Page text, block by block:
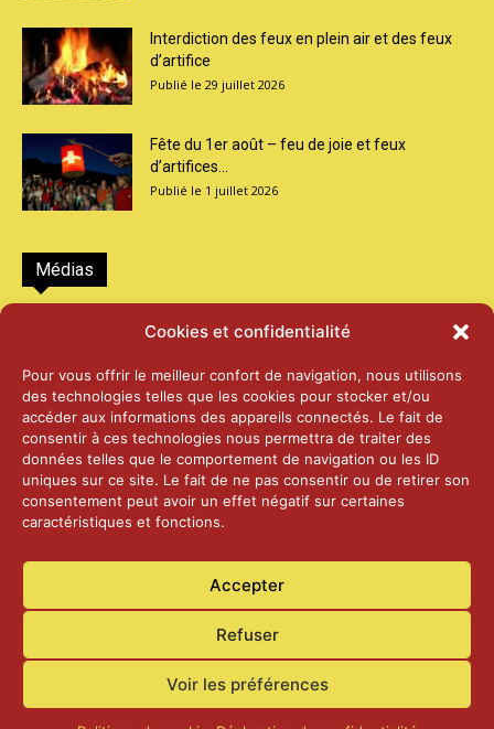
Cookies et confidentialité
Pour vous offrir le meilleur confort de navigation, nous utilisons
des technologies telles que les cookies pour stocker et/ou
accéder aux informations des appareils connectés. Le fait de
consentir à ces technologies nous permettra de traiter des
données telles que le comportement de navigation ou les ID
uniques sur ce site. Le fait de ne pas consentir ou de retirer son
consentement peut avoir un effet négatif sur certaines
caractéristiques et fonctions.
Accepter
Refuser
Voir les préférences
Interdiction des feux en plein air et des feux
d’artifice
29 juillet 2026
Fête du 1er août – feu de joie et feux
d’artifices...
1 juillet 2026
Médias
2026 – Laiterie d’Orsières et Abbaye de St-
25 juin 2026
2025 – Palais Fédéral – Berne
25 juin 2026
14 janvier 2025
Actualités Contact Confidentialité